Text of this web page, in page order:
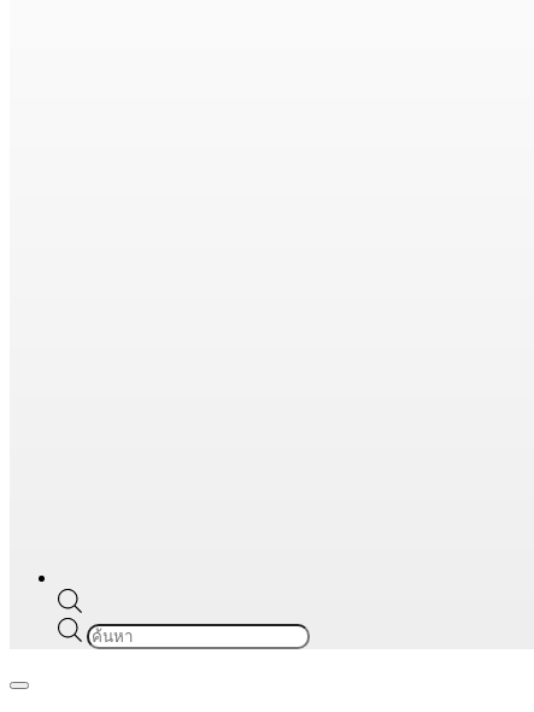
Products
search
Navigation